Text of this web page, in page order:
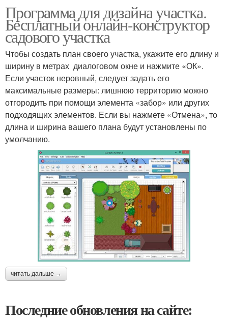
Программа для дизайна участка.
Бесплатный онлайн-конструктор
садового участка
Чтобы создать план своего участка, укажите его длину и
ширину в метрах диалоговом окне и нажмите «ОК».
Если участок неровный, следует задать его
максимальные размеры: лишнюю территорию можно
отгородить при помощи элемента «забор» или других
подходящих элементов. Если вы нажмете «Отмена», то
длина и ширина вашего плана будут установлены по
умолчанию.
читать дальше →
Последние обновления на сайте: